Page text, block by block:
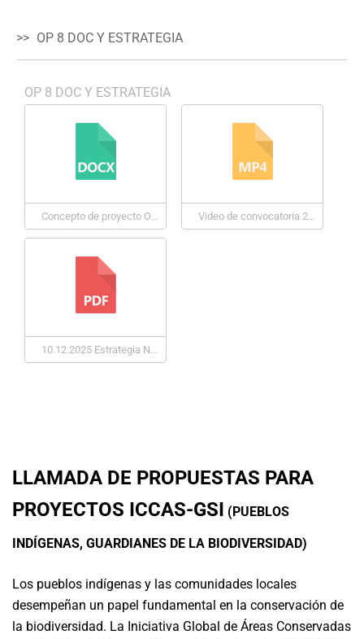
OP 8 DOC Y ESTRATEGIA
OP 8 DOC Y ESTRATEGIA
Concepto de proyecto OP8 PPD- oct-2025 Video de convocatoria 2025-2029
10.12.2025 Estrategia Nacional PPD Panamá OP8 BAJA DIGITAL
LLAMADA DE PROPUESTAS PARA
PROYECTOS ICCAS-GSI (PUEBLOS
INDÍGENAS, GUARDIANES DE LA BIODIVERSIDAD)
Los pueblos indígenas y las comunidades locales
desempeñan un papel fundamental en la conservación de
la biodiversidad. La Iniciativa Global de Áreas Conservadas